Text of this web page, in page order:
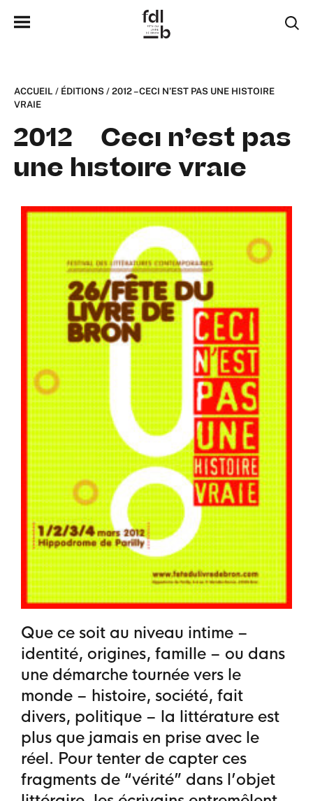
ACCUEIL / ÉDITIONS / 2012 – CECI N’EST PAS UNE HISTOIRE
VRAIE
2012 – Ceci n’est pas
une histoire vraie
Que ce soit au niveau intime –
identité, origines, famille – ou dans
une démarche tournée vers le
monde – histoire, société, fait
divers, politique – la littérature est
plus que jamais en prise avec le
réel. Pour tenter de capter ces
fragments de “vérité” dans l’objet